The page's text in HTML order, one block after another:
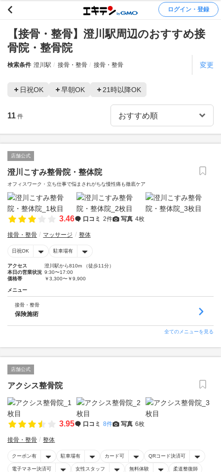
ログイン・登録
【接骨・整骨】澄川駅周辺のおすすめ接
骨院・整骨院
検索条件 澄川駅 接骨・整骨 接骨・整骨 変更
日祝OK 早朝OK 21時以降OK
11 件
店舗公式
澄川こすみ整骨院・整体院
オフィスワーク・立ち仕事で悩まされがちな慢性痛も徹底ケア
3.46 口コミ 2件 写真 4枚
接骨・整骨 マッサージ 整体
日祝OK 駐車場有
アクセス
澄川駅から810m （徒歩11分）
本日の営業状況 9:30〜17:00
価格帯
￥3,300〜￥9,900
メニュー
接骨・整骨
保険施術
全てのメニューを見る
店舗公式
アクシス整骨院
3.95 口コミ 8件 写真 6枚
接骨・整骨 整体
クーポン有 駐車場有 カード可 QRコード決済可
電子マネー決済可 女性スタッフ 無料体験 柔道整復師